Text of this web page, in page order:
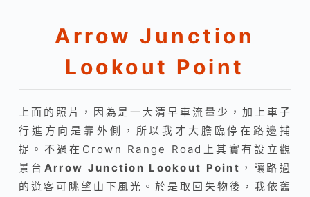
Arrow Junction
Lookout Point
上面的照片，因為是一大清早車流量少，加上車子
行進方向是靠外側，所以我才大膽臨停在路邊捕
捉。不過在Crown Range Road上其實有設立觀
景台 Arrow Junction Lookout Point ，讓路過
的遊客可眺望山下風光。於是取回失物後，我依舊